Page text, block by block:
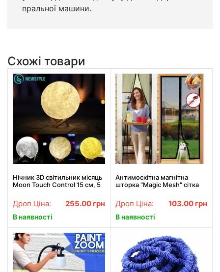
пральної машини.
Схожі товари
Нічник 3D світильник місяць
Moon Touch Control 15 см, 5
Дроп Ціна: 255.00 грн
В наявності
Антимоскітна магнітна
шторка "Magic Mesh" сітка
210х100
Дроп Ціна: 103.00 грн
В наявності